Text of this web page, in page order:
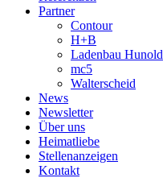
Partner
Contour
H+B
Ladenbau Hunold
mc5
Walterscheid
News
Newsletter
Über uns
Heimatliebe
Stellenanzeigen
Kontakt